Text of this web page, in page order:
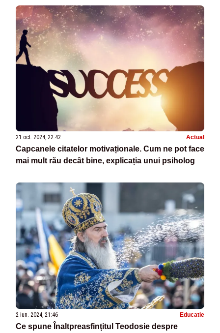
21 oct. 2024, 22:42 Actual
Capcanele citatelor motivaționale. Cum ne pot face
mai mult rău decât bine, explicația unui psiholog
2 iun. 2024, 21:46 Educatie
Ce spune Înaltpreasfințitul Teodosie despre